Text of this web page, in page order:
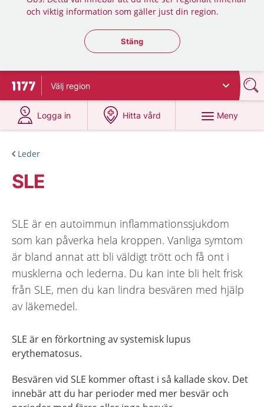
och viktig information som gäller just din region.
Stäng regionsväljaren
Stäng
Till startsidan för 1177
Välj region
Logga in
på 1177.se
Hitta vård
på 1177.se
Meny
Leder
SLE
SLE är en autoimmun inflammationssjukdom
som kan påverka hela kroppen. Vanliga symtom
är bland annat att bli väldigt trött och få ont i
musklerna och lederna. Du kan inte bli helt frisk
från SLE, men du kan lindra besvären med hjälp
av läkemedel.
SLE är en förkortning av systemisk lupus
erythematosus.
Besvären vid SLE kommer oftast i så kallade skov. Det
innebär att du har perioder med mer besvär och